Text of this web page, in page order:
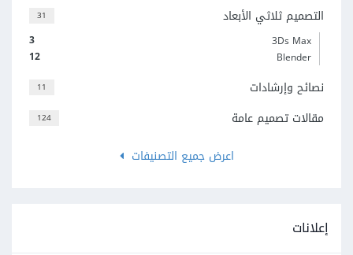
31 التصميم ثلاثي الأبعاد
3
3Ds Max
12
Blender
11 نصائح وإرشادات
124
مقالات تصميم عامة
اعرض جميع التصنيفات
إعلانات